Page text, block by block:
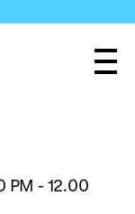
PM - 12.00